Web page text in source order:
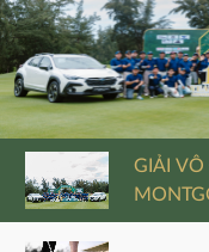
GIẢI VÔ